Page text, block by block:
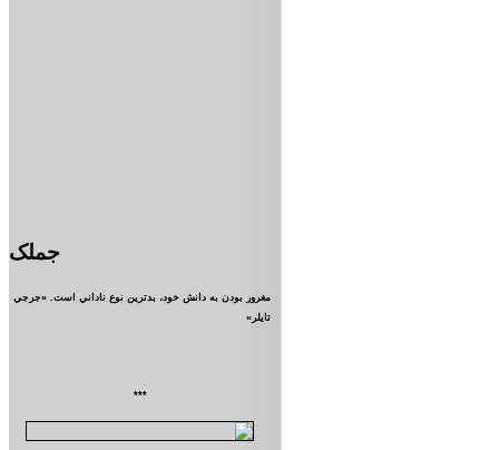
جملک
مغرور بودن به دانش خود، بدترين نوع ناداني است. «جرجي
تايلر»
***